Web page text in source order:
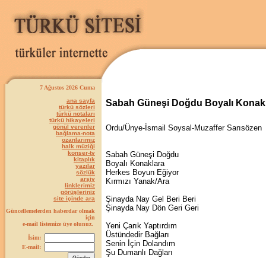
7 Ağustos 2026 Cuma
ana sayfa
türkü sözleri
türkü notaları
türkü hikayeleri
gönül verenler
bağlama-nota
ozanlarımız
halk müziği
konser-tv
kitaplık
yazılar
sözlük
arşiv
linklerimiz
görüşleriniz
site içinde ara
Güncellemelerden haberdar olmak
için
e-mail listemize üye olunuz.
İsim:
E-mail:
Sabah Güneşi Doğdu Boyalı
Ordu/Ünye-İsmail Soysal-Muzaffer Sarısözen
Sabah Güneşi Doğdu
Boyalı Konaklara
Herkes Boyun Eğiyor
Kırmızı Yanak/Ara
Şinayda Nay Gel Beri Beri
Şinayda Nay Dön Geri Geri
Yeni Çarık Yaptırdım
Üstündedir Bağları
Senin İçin Dolandım
Şu Dumanlı Dağları